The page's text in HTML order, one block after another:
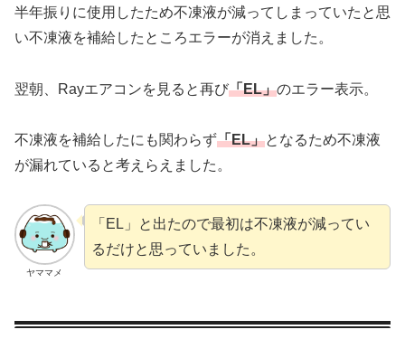
半年振りに使用したため不凍液が減ってしまっていたと思
い不凍液を補給したところエラーが消えました。
翌朝、Rayエアコンを見ると再び「EL」のエラー表示。
不凍液を補給したにも関わらず「EL」となるため不凍液
が漏れていると考えらえました。
ヤママメ
「EL」と出たので最初は不凍液が減ってい
るだけと思っていました。